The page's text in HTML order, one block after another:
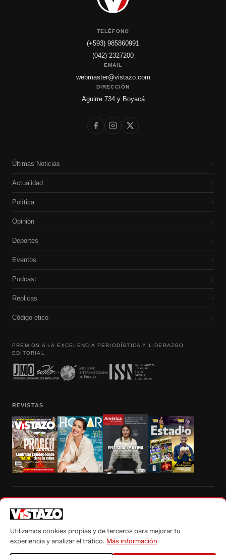
TELÉFONO
(+593) 985860991
(042) 2327200
EMAIL
webmaster@vistazo.com
DIRECCIÓN
Aguirre 734 y Boyacá
Últimas Noticias ›
Actualidad ›
Política ›
Opinión ›
Deportes ›
Eventos ›
Podcast ›
Réplicas ›
Código etico ›
PREMIOS A LA EXCELENCIA PERIODÍSTICA Y LIDERAZGO
EDITORIAL
REVISTAS
autorización escrita de su titular, de todos los contenidos de Vistazo.com.
Utilizamos cookies propias y de terceros para mejorar tu
experiencia y analizar el tráfico. Más información